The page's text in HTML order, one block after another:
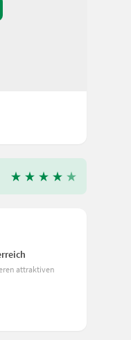
- drehbare
attraktiven